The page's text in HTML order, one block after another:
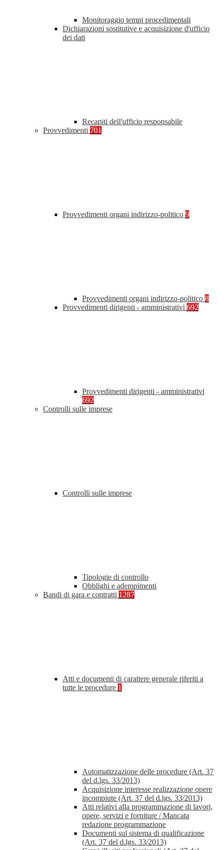
Monitoraggio tempi procedimentali
Dichiarazioni sostitutive e acquisizione d'ufficio
dei dati
Recapiti dell'ufficio responsabile
Provvedimenti 701
Provvedimenti organi indirizzo-politico 9
Provvedimenti organi indirizzo-politico 8
Provvedimenti dirigenti - amministrativi 692
Provvedimenti dirigenti - amministrativi
692
Controlli sulle imprese
Controlli sulle imprese
Tipologie di controllo
Obblighi e adempimenti
Bandi di gara e contratti 1287
Atti e documenti di carattere generale riferiti a
tutte le procedure 1
Automatizzazione delle procedure (Art. 37
del d.lgs. 33/2013)
Acquisizione interesse realizzazione opere
incompiute (Art. 37 del d.lgs. 33/2013)
Atti relativi alla programmazione di lavori,
opere, servizi e forniture / Mancata
redazione programmazione
Documenti sul sistema di qualificazione
(Art. 37 del d.lgs. 33/2013)